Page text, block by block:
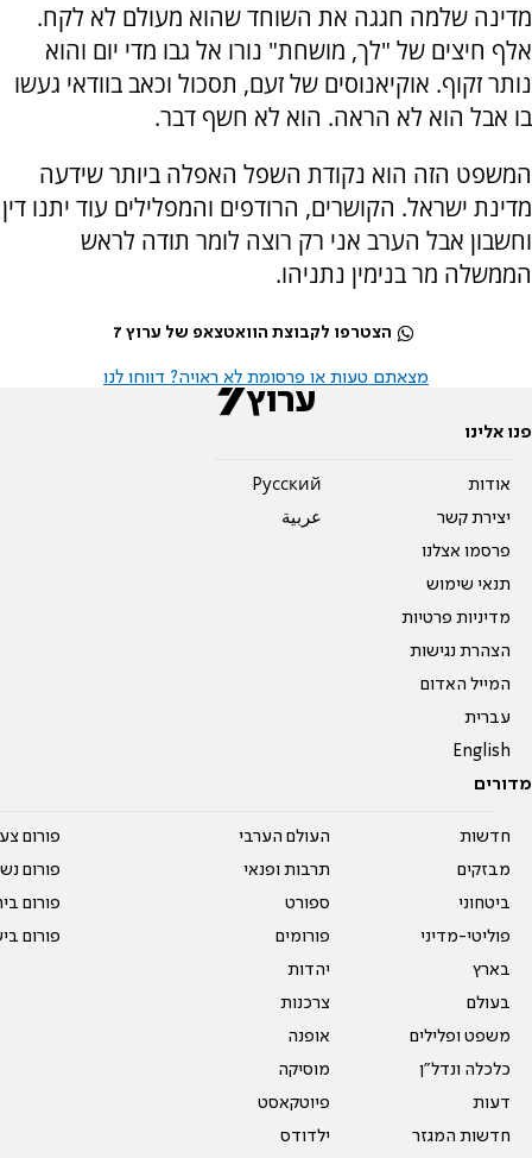
מדינה שלמה חגגה את השוחד שהוא מעולם לא לקח.
אלף חיצים של "לך, מושחת" נורו אל גבו מדי יום והוא
נותר זקוף. אוקיאנוסים של זעם, תסכול וכאב בוודאי געשו
בו אבל הוא לא הראה. הוא לא חשף דבר.
המשפט הזה הוא נקודת השפל האפלה ביותר שידעה
מדינת ישראל. הקושרים, הרודפים והמפלילים עוד יתנו דין
וחשבון אבל הערב אני רק רוצה לומר תודה לראש
הממשלה מר בנימין נתניהו.
הצטרפו לקבוצת הוואטצאפ של ערוץ 7
מצאתם טעות או פרסומת לא ראויה? דווחו לנו
פנו אלינו
אודות
יצירת קשר
פרסמו אצלנו
תנאי שימוש
מדיניות פרטיות
הצהרת נגישות
המייל האדום
עברית
English
Pусский
عربية
מדורים
חדשות
מבזקים
ביטחוני
פוליטי-מדיני
בארץ
בעולם
משפט ופלילים
כלכלה ונדל"ן
דעות
חדשות המגזר
העולם הערבי
תרבות ופנאי
ספורט
פורומים
יהדות
צרכנות
אופנה
מוסיקה
פיוטקאסט
ילדודס
פורום
פורום
פורום
פורום